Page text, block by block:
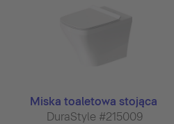
Miska toaletowa stojąca
DuraStyle #215009